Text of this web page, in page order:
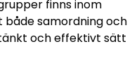
finns inom
både samordning och
och effektivt sätt